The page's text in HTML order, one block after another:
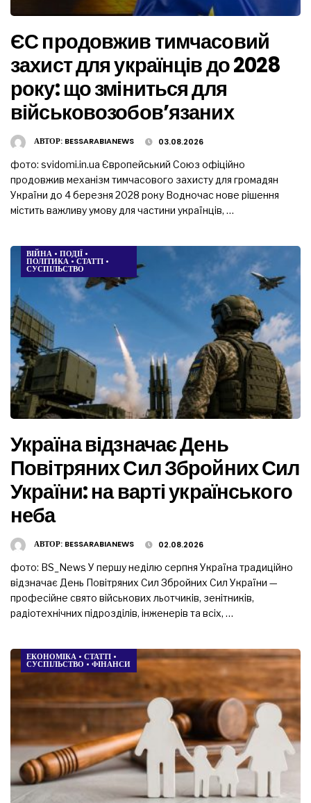
ЄС продовжив тимчасовий
захист для українців до 2028
року: що зміниться для
військовозобов’язаних
АВТОР: BESSARABIANEWS 03.08.2026
фото: svidomi.in.ua Європейський Союз офіційно
продовжив механізм тимчасового захисту для громадян
України до 4 березня 2028 року Водночас нове рішення
містить важливу умову для частини українців, …
ВІЙНА • ПОДІЇ •
ПОЛІТИКА •СТАТТІ •
СУСПІЛЬСТВО
Україна відзначає День
Повітряних Сил Збройних Сил
України: на варті українського
неба
АВТОР: BESSARABIANEWS 02.08.2026
фото: BS_News У першу неділю серпня Україна традиційно
відзначає День Повітряних Сил Збройних Сил України —
професійне свято військових льотчиків, зенітників,
радіотехнічних підрозділів, інженерів та всіх, …
ЕКОНОМІКА • СТАТТІ •
СУСПІЛЬСТВО • ФІНАНСИ